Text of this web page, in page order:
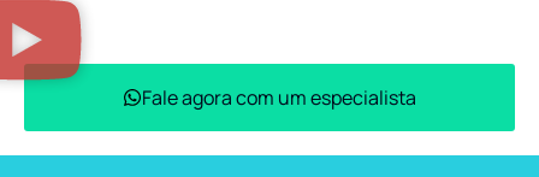
Fale agora com um especialista